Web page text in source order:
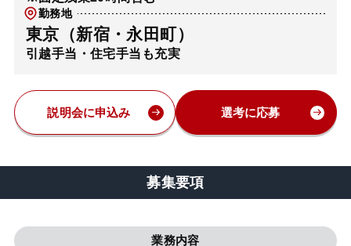
勤務地
東京（新宿・永田町）
引越手当・住宅手当も充実
説明会に申込み 選考に応募
募集要項
業務内容
アクセス
弁護士・税理士